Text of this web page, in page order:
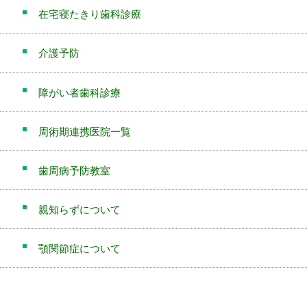
在宅寝たきり歯科診療
介護予防
障がい者歯科診療
周術期連携医院一覧
歯周病予防教室
親知らずについて
顎関節症について